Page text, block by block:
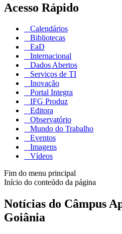
Acesso Rápido
Calendários
Bibliotecas
EaD
Internacional
Dados Abertos
Serviços de TI
Inovação
Portal Integra
IFG Produz
Editora
Observatório
Mundo do Trabalho
Eventos
Imagens
Vídeos
Fim do menu principal
Início do conteúdo da página
Notícias do Câmpus
Goiânia